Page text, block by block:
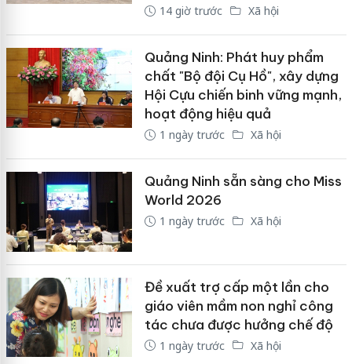
14 giờ trước Xã hội
Quảng Ninh: Phát huy phẩm
chất "Bộ đội Cụ Hồ", xây dựng
Hội Cựu chiến binh vững mạnh,
hoạt động hiệu quả
1 ngày trước Xã hội
Quảng Ninh sẵn sàng cho Miss
World 2026
1 ngày trước Xã hội
Đề xuất trợ cấp một lần cho
giáo viên mầm non nghỉ công
tác chưa được hưởng chế độ
1 ngày trước Xã hội